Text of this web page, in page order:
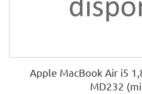
Apple MacBook Air i5
MD232